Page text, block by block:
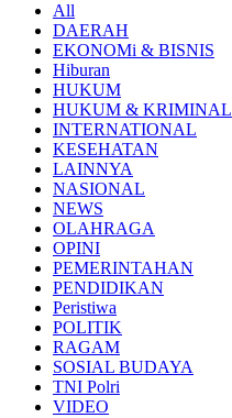
All
DAERAH
EKONOMi & BISNIS
Hiburan
HUKUM
HUKUM & KRIMINAL
INTERNATIONAL
KESEHATAN
LAINNYA
NASIONAL
NEWS
OLAHRAGA
OPINI
PEMERINTAHAN
PENDIDIKAN
Peristiwa
POLITIK
RAGAM
SOSIAL BUDAYA
TNI Polri
VIDEO